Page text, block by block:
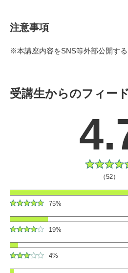
注意事項
※本講座内容をSNS等外部公開す
受講生からのフィー
（52）
75%
19%
4%